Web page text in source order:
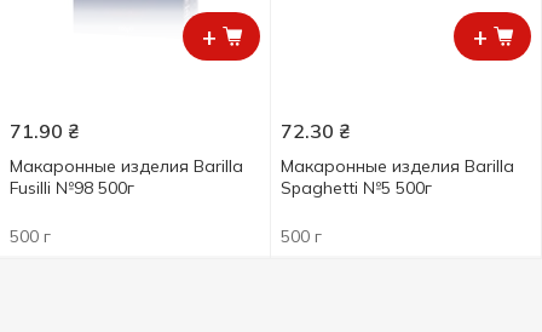
+
71.90 ₴
Макаронные изделия Barilla
Fusilli №98 500г
500 г
+
72.30 ₴
Макаронные изделия Barilla
Spaghetti №5 500г
500 г